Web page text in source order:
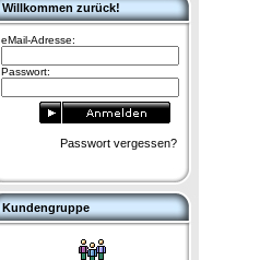
Willkommen zurück!
eMail-Adresse:
Passwort:
Passwort vergessen?
Kundengruppe